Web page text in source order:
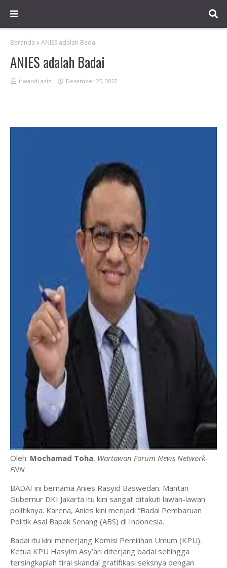
Beranda ANIES adalah Badai
ANIES adalah Badai
irwandi aziz Desember 25, 2022
Oleh: Mochamad Toha, Wartawan Forum News Network-
FNN
BADAI ini bernama Anies Rasyid Baswedan. Mantan
Gubernur DKI Jakarta itu kini sangat ditakuti lawan-lawan
politiknya. Karena, Anies kini menjadi “Badai Pembaruan
Politik Asal Bapak Senang (ABS) di Indonesia.
Badai itu kini menerjang Komisi Pemilihan Umum (KPU).
Ketua KPU Hasyim Asy’ari diterjang badai sehingga
tersingkaplah tirai skandal gratifikasi seksnya dengan